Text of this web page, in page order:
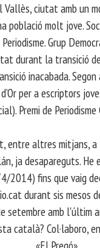
Vallès, ciutat amb un
població molt jove.
Grup
durant la transició
inacabada.
per a escriptors
Premi de
entre altres mitjans, a
ja desapareguts.
2014) fins que vaig
durant sis mesos
setembre amb l'últim
català? Col·laboro,